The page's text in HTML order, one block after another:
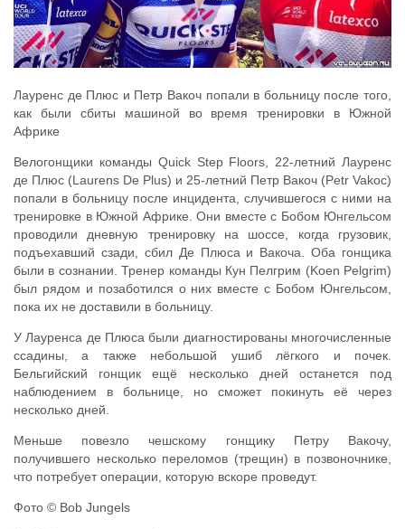
Лауренс де Плюс и Петр Вакоч попали в больницу после того,
как были сбиты машиной во время тренировки в Южной
Африке
Велогонщики команды Quick Step Floors, 22-летний Лауренс
де Плюс (Laurens De Plus) и 25-летний Петр Вакоч (Petr Vakoc)
попали в больницу после инцидента, случившегося с ними на
тренировке в Южной Африке. Они вместе с Бобом Юнгельсом
проводили дневную тренировку на шоссе, когда грузовик,
подъехавший сзади, сбил Де Плюса и Вакоча. Оба гонщика
были в сознании. Тренер команды Кун Пелгрим (Koen Pelgrim)
был рядом и позаботился о них вместе с Бобом Юнгельсом,
пока их не доставили в больницу.
У Лауренса де Плюса были диагностированы многочисленные
ссадины, а также небольшой ушиб лёгкого и почек.
Бельгийский гонщик ещё несколько дней останется под
наблюдением в больнице, но сможет покинуть её через
несколько дней.
Меньше повезло чешскому гонщику Петру Вакочу,
получившего несколько переломов (трещин) в позвоночнике,
что потребует операции, которую вскоре проведут.
Фото © Bob Jungels